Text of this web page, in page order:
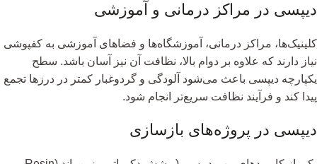
دیپسی در مراکز درمانی و آموزشی
کلینیک‌ها، مراکز درمانی، آموزشگاه‌ها و فضاهای آموزشی به کفپوشی
نیاز دارند که علاوه بر دوام بالا، نظافت آن نیز آسان باشد. سطح
یکپارچه دیپسی باعث می‌شود آلودگی و گردوغبار کمتر در درزها تجمع
پیدا کند و فرآیند نظافت سریع‌تر انجام شود.
دیپسی در پروژه‌های بازسازی